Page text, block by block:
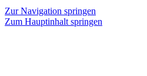
Zur Navigation springen
Zum Hauptinhalt springen